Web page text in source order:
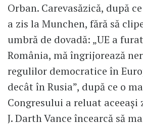
Orban. Carevasăzică, după
a zis la Munchen, fără să
umbră de dovadă: „UE a
România, mă îngrijorează
regulilor democratice în
decât în Rusia”, după ce o
Congresului a reluat aceeași
J. Darth Vance încearcă să